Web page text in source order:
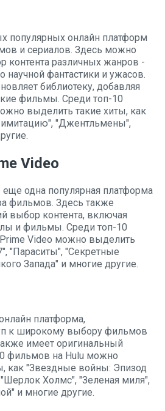
популярных онлайн платформ
и сериалов. Здесь можно
контента различных жанров -
научной фантастики и ужасов.
библиотеку, добавляя
фильмы. Среди топ-10
выделить такие хиты, как
имитацию", "Джентльмены",
Video
еще одна популярная платформа
фильмов. Здесь также
выбор контента, включая
и фильмы. Среди топ-10
Video можно выделить
"Параситы", "Секретные
Запада" и многие другие.
платформа,
к широкому выбору фильмов
имеет оригинальный
фильмов на Hulu можно
как "Звездные войны: Эпизод
Холмс", "Зеленая миля",
и многие другие.